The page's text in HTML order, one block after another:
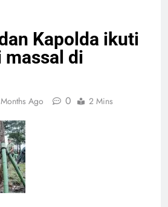
Kapolda ikuti
massal di
Ago 0 2 Mins